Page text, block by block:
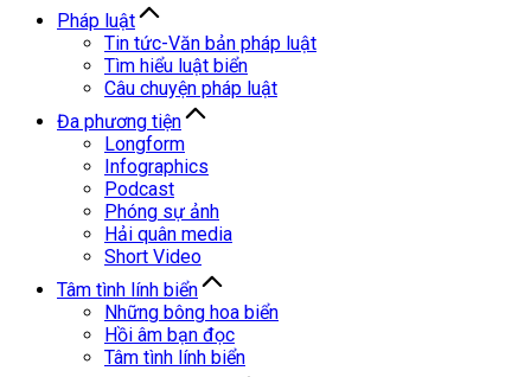
Pháp luật
Tin tức-Văn bản pháp luật
Tìm hiểu luật biển
Câu chuyện pháp luật
Đa phương tiện
Longform
Infographics
Podcast
Phóng sự ảnh
Hải quân media
Short Video
Tâm tình lính biển
Những bông hoa biển
Hồi âm bạn đọc
Tâm tình lính biển